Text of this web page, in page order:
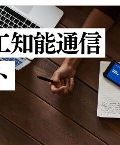
データを監視
検知距離は
1キロメート
を監視でき、
を簡素化でき
のFOVオプシ
モード、長
て使用するこ